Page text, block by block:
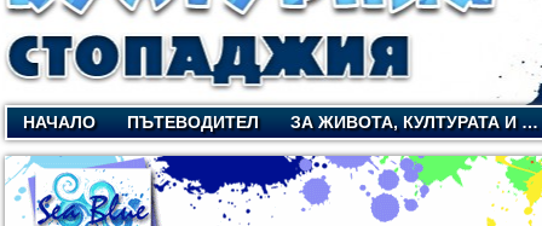
НАЧАЛО ПЪТЕВОДИТЕЛ ЗА ЖИВОТА, КУЛТУРАТА И …